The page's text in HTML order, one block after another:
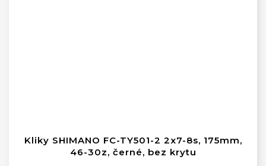
Kliky SHIMANO FC-TY501-2 2x7-8s, 175mm,
46-30z, černé, bez krytu